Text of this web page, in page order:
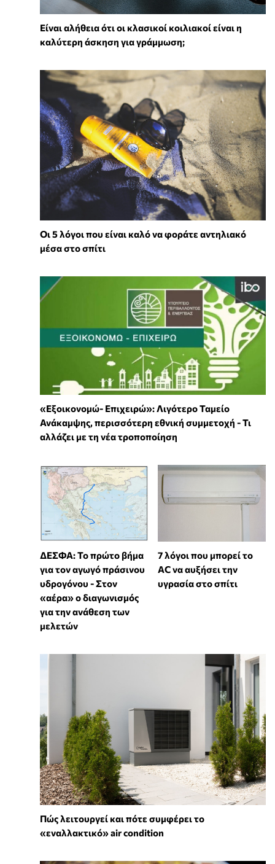
Είναι αλήθεια ότι οι κλασικοί κοιλιακοί είναι η
καλύτερη άσκηση για γράμμωση;
Οι 5 λόγοι που είναι καλό να φοράτε αντηλιακό
μέσα στο σπίτι
«Εξοικονομώ- Επιχειρώ»: Λιγότερο Ταμείο
Ανάκαμψης, περισσότερη εθνική συμμετοχή - Τι
αλλάζει με τη νέα τροποποίηση
ΔΕΣΦΑ: Το πρώτο βήμα
για τον αγωγό πράσινου
υδρογόνου - Στον
«αέρα» ο διαγωνισμός
για την ανάθεση των
μελετών
7 λόγοι που μπορεί το
AC να αυξήσει την
υγρασία στο σπίτι
Πώς λειτουργεί και πότε συμφέρει το
«εναλλακτικό» air condition